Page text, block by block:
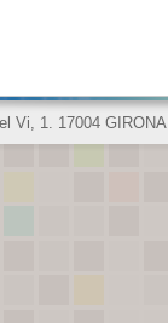
Vi, 1. 17004 GIRONA